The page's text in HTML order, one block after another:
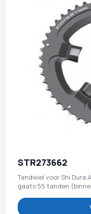
STR273662
Tandwiel voor Shi Dura
gaats 55 tanden